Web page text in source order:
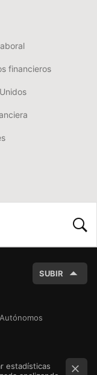
financieros
SUBIR
estadísticas